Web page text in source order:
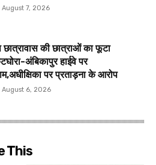
August 7, 2026
छात्रावास की छात्राओं का फूटा
अंबिकापुर हाईवे पर
पर प्रताड़ना के आरोप
August 6, 2026
This